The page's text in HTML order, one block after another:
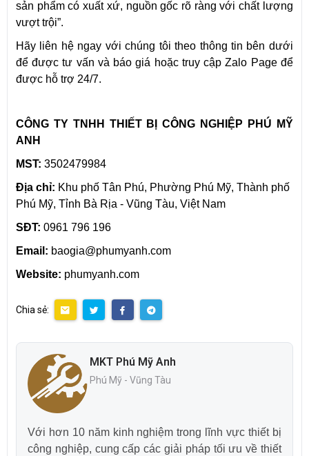
sản phẩm có xuất xứ, nguồn gốc rõ ràng với chất lượng
vượt trội”.
Hãy liên hệ ngay với chúng tôi theo thông tin bên dưới
để được tư vấn và báo giá hoặc truy cập Zalo Page để
được hỗ trợ 24/7.
CÔNG TY TNHH THIẾT BỊ CÔNG NGHIỆP PHÚ MỸ
ANH
MST: 3502479984
Địa chỉ: Khu phố Tân Phú, Phường Phú Mỹ, Thành phố
Phú Mỹ, Tỉnh Bà Rịa - Vũng Tàu, Việt Nam
SĐT: 0961 796 196
Email: baogia@phumyanh.com
Website: phumyanh.com
Chia sẻ:
MKT Phú Mỹ Anh
Phú Mỹ - Vũng Tàu
Với hơn 10 năm kinh nghiệm trong lĩnh vực thiết bị
công nghiệp, cung cấp các giải pháp tối ưu về thiết